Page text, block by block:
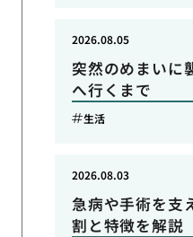
突然のめまいに
へ行くまで
2026.08.05
生活
急病や手術を支
割と特徴を解説
2026.08.03